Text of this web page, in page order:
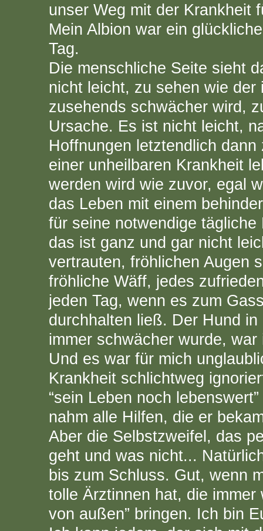
unser Weg mit der Krankheit
Mein Albion war ein
Tag.
Die menschliche Seite sieht
nicht leicht, zu sehen wie
zusehends schwächer wird,
Ursache. Es ist nicht leicht,
Hoffnungen letztendlich
einer unheilbaren Krankheit
werden wird wie zuvor, egal
das Leben mit einem
für seine notwendige
das ist ganz und gar nicht
vertrauten, fröhlichen Augen
fröhliche Wäff, jedes
jeden Tag, wenn es zum
durchhalten ließ. Der Hund
immer schwächer wurde,
Und es war für mich
Krankheit schlichtweg
“sein Leben noch
nahm alle Hilfen, die er
Aber die Selbstzweifel, das
geht und was nicht...
bis zum Schluss. Gut, wenn
tolle Ärztinnen hat, die immer
von außen” bringen. Ich bin